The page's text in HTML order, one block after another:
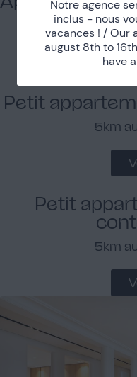
Petit
5km
Petit
5km
Notre agence
inclus - nous
vacances ! / Our
august 8th to
have